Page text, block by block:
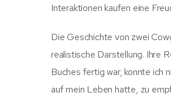
Interaktionen kaufen eine
Die Geschichte von zwei
realistische Darstellung. Ihre
Buches fertig war, konnte ich
auf mein Leben hatte, zu